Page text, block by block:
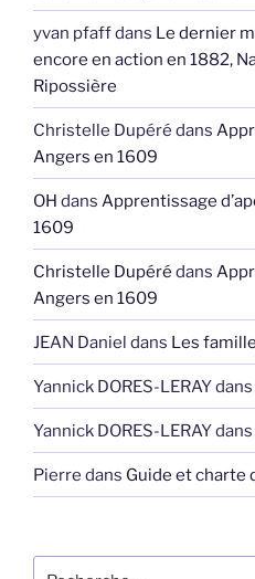
yvan pfaffdans Le dernier
encore en action en 1882,
Ripossière
Christelle Dupéré dans
Angers en 1609
OH dans Apprentissage
1609
Christelle Dupéré dans
Angers en 1609
JEAN Daniel dans Les
Yannick DORES-LERAYdans
Yannick DORES-LERAYdans
Pierre dans Guide et charte